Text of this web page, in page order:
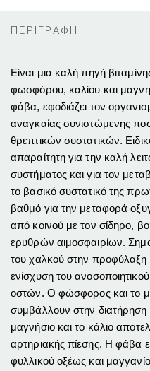
ΠΕΡΙΓΡΑΦΗ
Είναι μια καλή πηγή
φωσφόρου, καλίου και
φάβα, εφοδιάζει τον
αναγκαίας συνιστώμενης
θρεπτικών συστατικών.
απαραίτητη για την καλή
συστήματος και για τον
το βασικό συστατικό της
βαθμό για την μεταφορά
από κοινού με τον σίδηρο,
ερυθρών αιμοσφαιρίων.
του χαλκού στην
ενίσχυση του
οστών. Ο φώσφορος και το
συμβάλλουν στην
μαγνήσιο και το κάλιο
αρτηριακής πίεσης. Η φάβα
φυλλικού οξέως και